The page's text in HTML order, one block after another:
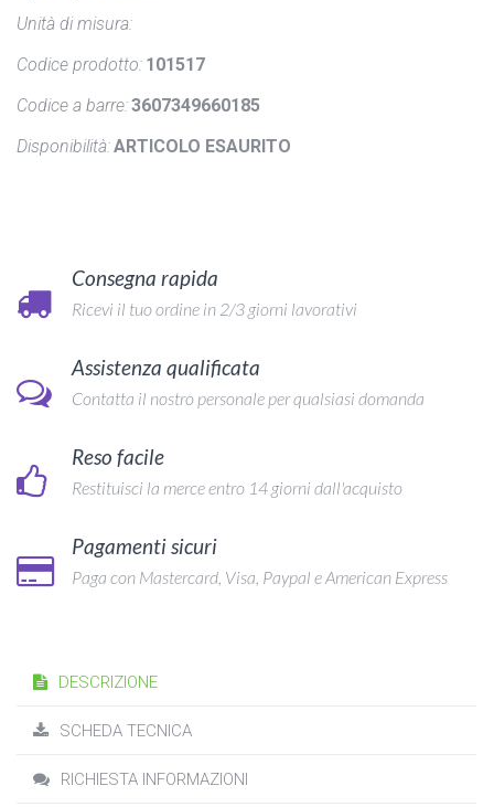
Unità di misura:
Codice prodotto: 101517
Codice a barre:3607349660185
Disponibilità:ARTICOLO ESAURITO
Consegna rapida
Ricevi il tuo ordine in 2/3 giorni lavorativi
Assistenza qualificata
Contatta il nostro personale per qualsiasi domanda
Reso facile
Restituisci la merce entro 14 giorni dall'acquisto
Pagamenti sicuri
Paga con Mastercard, Visa, Paypal e American Express
DESCRIZIONE
SCHEDA TECNICA
RICHIESTA INFORMAZIONI